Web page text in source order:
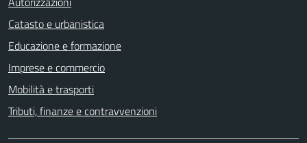
Catasto e urbanistica
Educazione e formazione
Imprese e commercio
Mobilità e trasporti
Tributi, finanze e contravvenzioni